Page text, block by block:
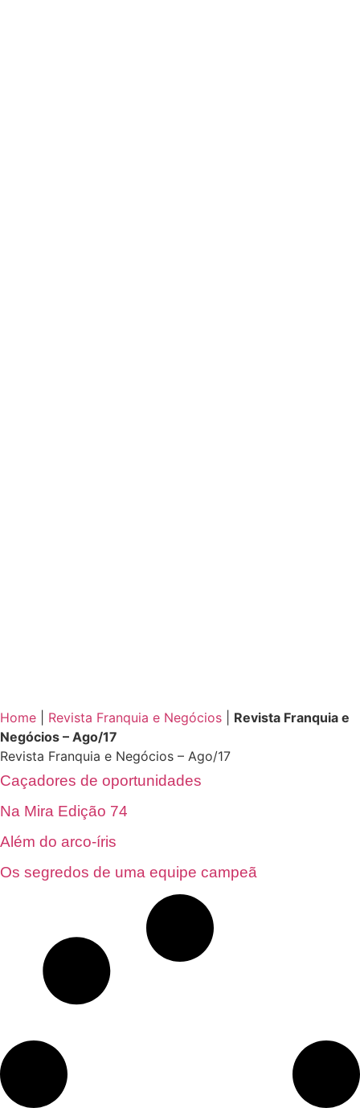
Home Revista Franquia e Negócios
Revista Franquia e
Negócios – Ago/17
Revista Franquia e Negócios – Ago/17
Caçadores de oportunidades
Na Mira Edição 74
Além do arco-íris
Os segredos de uma equipe campeã